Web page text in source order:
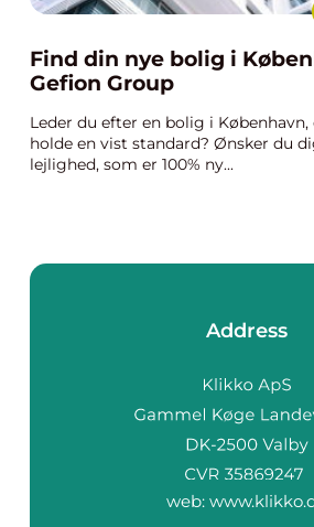
Find din nye bolig i
Gefion Group
Leder du efter en bolig i
holde en vist standard? Ønsker du
lejlighed, som er 100% ny...
Address
web: